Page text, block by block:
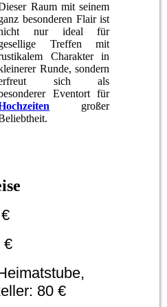
Raum mit seinem
besonderen Flair ist
nur ideal für
Treffen mit
Charakter in
Runde, sondern
sich als
Eventort für
großer
€
80 €